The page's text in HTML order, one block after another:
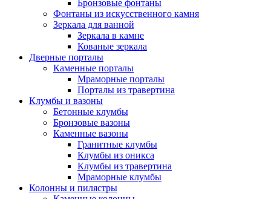
Бронзовые фонтаны
Фонтаны из искусственного камня
Зеркала для ванной
Зеркала в камне
Кованые зеркала
Дверные порталы
Каменные порталы
Мраморные порталы
Порталы из травертина
Клумбы и вазоны
Бетонные клумбы
Бронзовые вазоны
Каменные вазоны
Гранитные клумбы
Клумбы из оникса
Клумбы из травертина
Мраморные клумбы
Колонны и пилястры